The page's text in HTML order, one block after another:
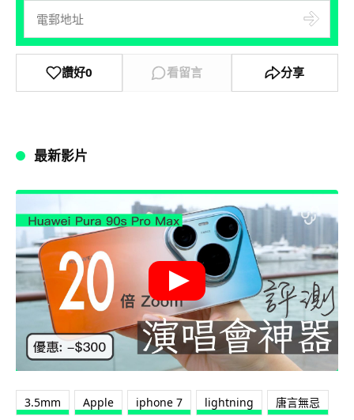
讚好0 看留言 分享
最新影片
3.5mm Apple iphone 7 lightning 唐言無忌